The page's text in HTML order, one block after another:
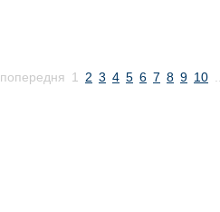
попередня 1 2 3 4 5 6 7 8 9 10